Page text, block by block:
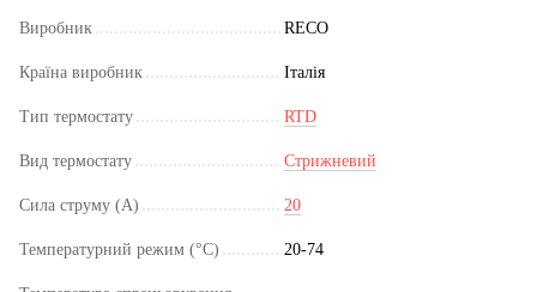
Виробник RECO
Країна виробник Італія
Тип термостату RTD
Вид термостату Стрижневий
Сила струму (А) 20
Температурний режим (°C) 20-74